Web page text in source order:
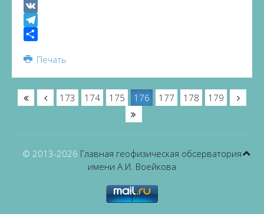
VK
Telegram
Печать
173 174 175 176 177 178 179
© 2013-2026 Главная геофизическая обсерватория
имени А.И. Воейкова